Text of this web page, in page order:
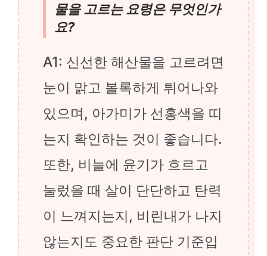
물을 고르는 요령은 무엇인가
요?
A1: 신선한 해산물을 고르려면
눈이 맑고 볼록하게 튀어나와
있으며, 아가미가 선홍색을 띠
는지 확인하는 것이 좋습니다.
또한, 비늘에 윤기가 흐르고
눌렀을 때 살이 단단하고 탄력
이 느껴지는지, 비린내가 나지
않는지도 중요한 판단 기준입